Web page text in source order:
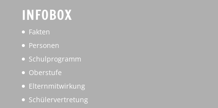
INFOBOX
Fakten
Personen
Schulprogramm
Oberstufe
Elternmitwirkung
Schülervertretung